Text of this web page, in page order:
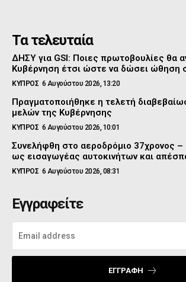
Τα τελευταία
ΔΗΣΥ για GSI: Ποιες πρωτοβουλίες θα
Κυβέρνηση έτσι ώστε να δώσει ώθηση
ΚΥΠΡΟΣ 6 Αυγούστου 2026, 13:20
Πραγματοποιήθηκε η τελετή
μελών της Κυβέρνησης
ΚΥΠΡΟΣ 6 Αυγούστου 2026, 10:01
Συνελήφθη στο αεροδρόμιο 37χρονος –
ως εισαγωγέας αυτοκινήτων και
ΚΥΠΡΟΣ 6 Αυγούστου 2026, 08:31
Εγγραφείτε
ΕΓΓΡΑΦΉ